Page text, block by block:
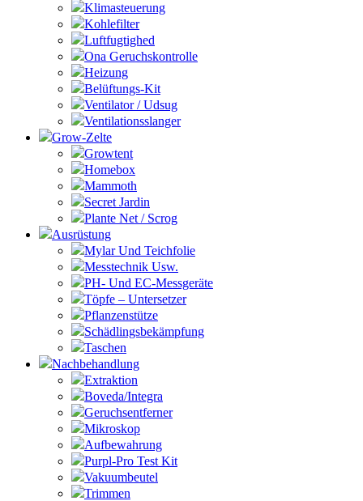
Klimasteuerung
Kohlefilter
Luftfugtighed
Ona Geruchskontrolle
Heizung
Belüftungs-Kit
Ventilator / Udsug
Ventilationsslanger
Grow-Zelte
Growtent
Homebox
Mammoth
Secret Jardin
Plante Net / Scrog
Ausrüstung
Mylar Und Teichfolie
Messtechnik Usw.
PH- Und EC-Messgeräte
Töpfe – Untersetzer
Pflanzenstütze
Schädlingsbekämpfung
Taschen
Nachbehandlung
Extraktion
Boveda/Integra
Geruchsentferner
Mikroskop
Aufbewahrung
Purpl-Pro Test Kit
Vakuumbeutel
Trimmen